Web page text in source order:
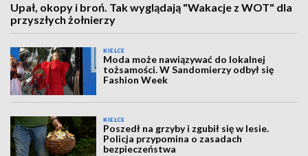
Upał, okopy i broń. Tak wyglądają "Wakacje z WOT" dla
przyszłych żołnierzy
KIELCE
Moda może nawiązywać do lokalnej
tożsamości. W Sandomierzy odbył się
Fashion Week
KIELCE
Poszedł na grzyby i zgubił się w lesie.
Policja przypomina o zasadach
bezpieczeństwa